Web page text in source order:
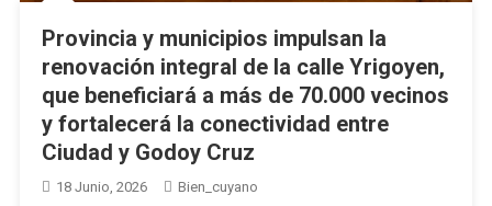
Provincia y municipios impulsan la
renovación integral de la calle Yrigoyen,
que beneficiará a más de 70.000 vecinos
y fortalecerá la conectividad entre
Ciudad y Godoy Cruz
18 Junio, 2026 Bien_cuyano